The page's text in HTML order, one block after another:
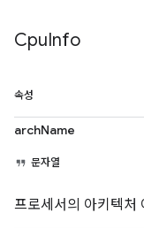
CpuInfo
속성
archName
문자열
프로세서의 아키텍처